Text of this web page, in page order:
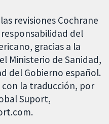
revisiones Cochrane
del
gracias a la
Ministerio de Sanidad,
del Gobierno español.
la traducción, por
Suport,